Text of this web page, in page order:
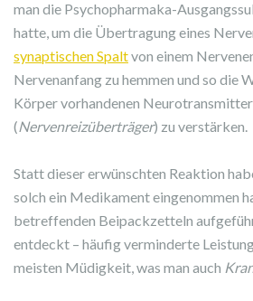
man die Psychopharmaka-
hatte, um die Übertragung eines
synaptischen Spaltvon einem
Nervenanfang zu hemmen und so die
Körper vorhandenen Neurotransmitter
(Nervenreizüberträger) zu verstärken.
Statt dieser erwünschten Reaktion
solch ein Medikament eingenommen
betreffenden Beipackzetteln
entdeckt – häufig verminderte
meisten Müdigkeit, was man auch